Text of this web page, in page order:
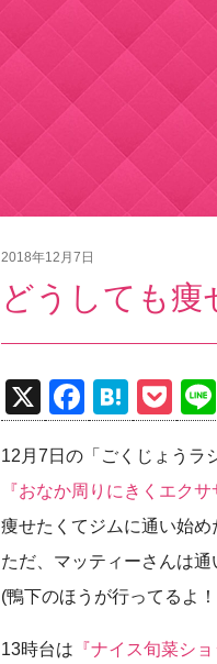
2018年12月7日
どうしても
X
F
a
c
e
b
o
o
k
H
at
e
n
a
P
o
ck
et
12月7日の「ごくじょうラ
『おなか周りにきくエクサ
痩せたくてジムに通い始め
ただ、マッティーさんは
(鴨下のほうが行ってるよ
13時台は 『ナイス旬菜ショ